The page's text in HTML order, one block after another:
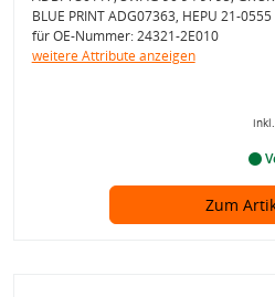
BLUE PRINT ADG07363, HEPU 21-0555
für OE-Nummer: 24321-2E010
weitere Attribute anzeigen
Zum